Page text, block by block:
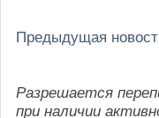
Предыдущая
Разрешается
при наличии